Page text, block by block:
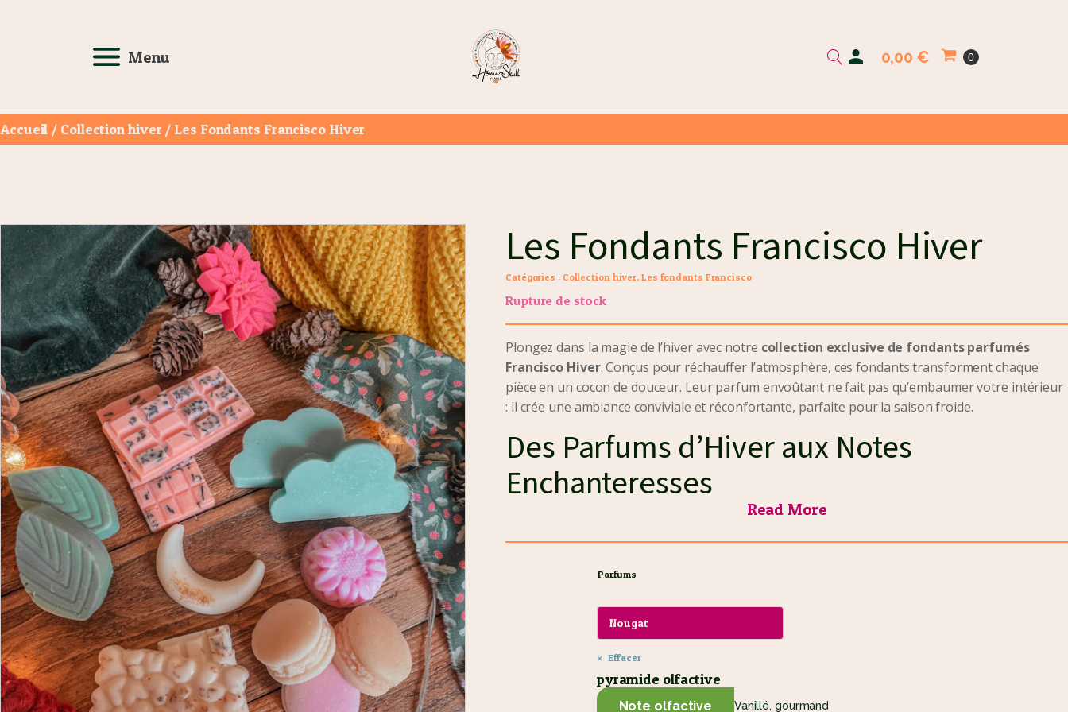
Menu 0,00€
Accueil / Collection hiver / Les Fondants Francisco Hiver
Les Fondants Francisco Hiver
Catégories : Collection hiver, Les fondants Francisco
Rupture de stock
Plongez dans la magie de l’hiver avec notre collection exclusive de fondants parfumés
Francisco Hiver. Conçus pour réchauffer l’atmosphère, ces fondants transforment chaque
pièce en un cocon de douceur. Leur parfum envoûtant ne fait pas qu’embaumer votre intérieur
: il crée une ambiance conviviale et réconfortante, parfaite pour la saison froide.
Des Parfums d’Hiver aux Notes
Enchanteresses
chaleur de l’hiver.
Cèdre – Fraîcheur boisée et apaisante
Cette fragrance évoque les forêts enneigées. Son parfum naturel et vivifiant invite à la
méditation et à la sérénité.
Nougat – Douceur festive
Un parfum sucré et réconfortant qui rappelle les gourmandises de Noël. Idéal pour créer une
Read More
Parfums
Effacer
pyramide olfactive
Note olfactive Vanillé, gourmand